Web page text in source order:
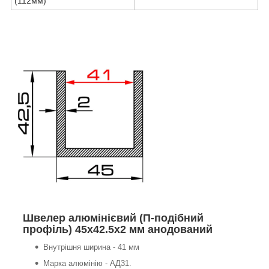
Швелер алюмінієвий (П-подібний
профіль) 45х42.5х2 мм анодований
Внутрішня ширина - 41 мм
Марка алюмінію - АД31.